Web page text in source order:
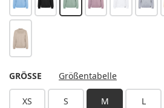
eisblau schwarzpistaziengrün
dunkelrosa
weiß
sand
GRÖSSE AUSWÄHLEN
Größentabelle
XS S M L